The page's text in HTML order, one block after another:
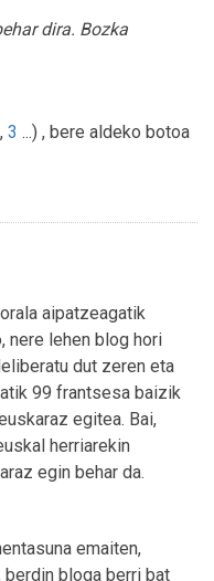
dira. Bozka
, 3 ...) , bere aldeko botoa
aipatzeagatik
nere lehen blog hori
dut zeren eta
99 frantsesa baizik
egitea. Bai,
herriarekin
egin behar da.
emaiten,
berdin bloga berri bat